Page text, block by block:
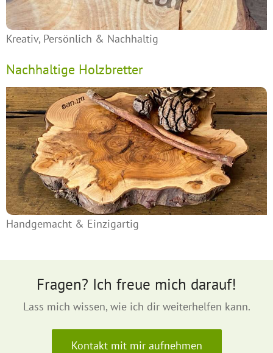
Kreativ, Persönlich & Nachhaltig
Nachhaltige Holzbretter
Handgemacht & Einzigartig
Fragen? Ich freue mich darauf!
Lass mich wissen, wie ich dir weiterhelfen kann.
Kontakt mit mir aufnehmen